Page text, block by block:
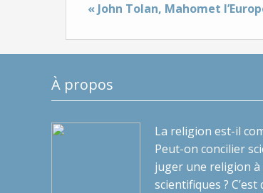
« John Tolan, Mahomet
À propos
La religion est-il
Peut-on concilier
juger une religion
scientifiques ?